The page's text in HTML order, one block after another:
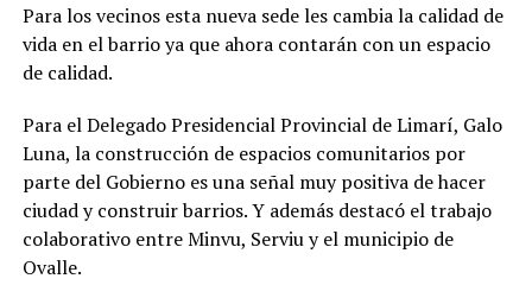
Para los vecinos esta nueva sede les cambia la calidad de
vida en el barrio ya que ahora contarán con un espacio
de calidad.
Para el Delegado Presidencial Provincial de Limarí, Galo
Luna, la construcción de espacios comunitarios por
parte del Gobierno es una señal muy positiva de hacer
ciudad y construir barrios. Y además destacó el trabajo
colaborativo entre Minvu, Serviu y el municipio de
Ovalle.